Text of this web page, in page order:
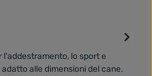
l'addestramento, lo sport e
alle dimensioni del cane.